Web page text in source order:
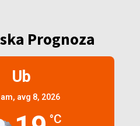
Prognoza
Ub
avg 8, 2026
°C